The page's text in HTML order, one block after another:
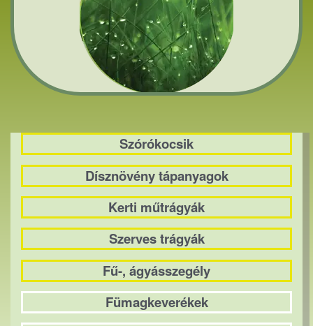
Szórókocsik
Dísznövény tápanyagok
Kerti műtrágyák
Szerves trágyák
Fű-, ágyásszegély
Fümagkeverékek